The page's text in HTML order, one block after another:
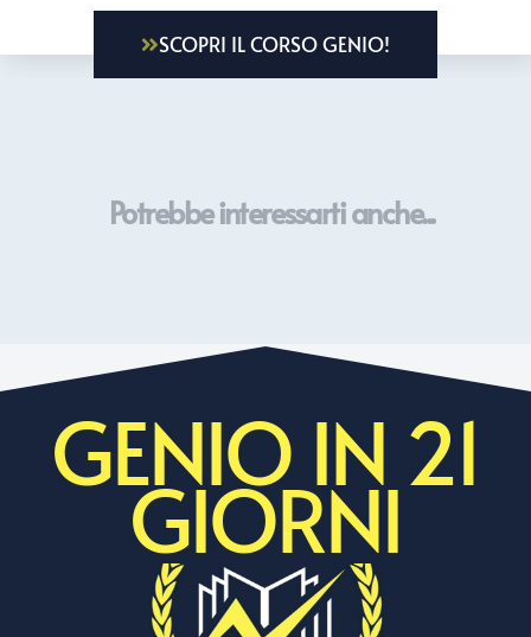
SCOPRI IL CORSO GENIO!
Potrebbe interessarti anche...
GENIO IN 21
GIORNI